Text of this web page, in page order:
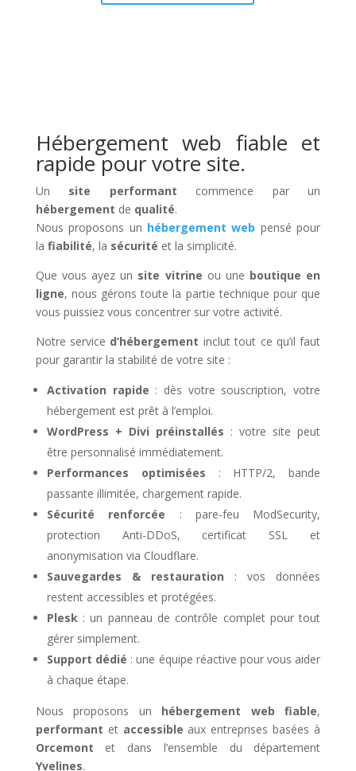
Hébergement web fiable et
rapide pour votre site.
Un site performant commence par un
hébergement de qualité.
Nous proposons un hébergement web pensé pour
la fiabilité, la sécurité et la simplicité.
Que vous ayez un site vitrine ou une boutique en
ligne, nous gérons toute la partie technique pour que
vous puissiez vous concentrer sur votre activité.
Notre service d’hébergement inclut tout ce qu’il faut
pour garantir la stabilité de votre site :
Activation rapide : dès votre souscription, votre
hébergement est prêt à l’emploi.
WordPress + Divi préinstallés : votre site peut
être personnalisé immédiatement.
Performances optimisées : HTTP/2, bande
passante illimitée, chargement rapide.
Sécurité renforcée : pare-feu ModSecurity,
protection Anti-DDoS, certificat SSL et
anonymisation via Cloudflare.
Sauvegardes & restauration : vos données
restent accessibles et protégées.
Plesk: un panneau de contrôle complet pour tout
gérer simplement.
Support dédié : une équipe réactive pour vous aider
à chaque étape.
Nous proposons un hébergement web fiable,
performant et accessible aux entreprises basées à
Orcemont et dans l’ensemble du département
Yvelines.